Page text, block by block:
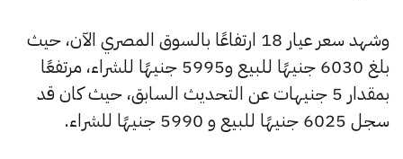
وشهد سعر عيار 18 ارتفاعًا بالسوق المصري الآن، حيث
بلغ 6030 جنيهًا للبيع و5995 جنيهًا للشراء، مرتفعًا
بمقدار 5 جنيهات عن التحديث السابق، حيث كان قد
سجل 6025 جنيهًا للبيع و 5990 جنيهًا للشراء.